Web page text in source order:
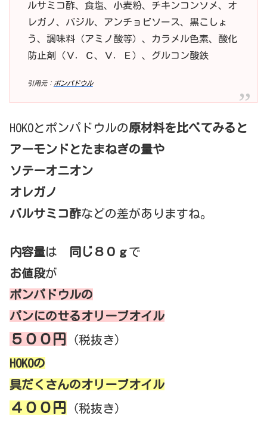
ルサミコ酢、食塩、小麦粉、チキンコンソメ、オ
レガノ、バジル、アンチョビソース、黒こしょ
う、調味料（アミノ酸等）、カラメル色素、酸化
防止剤（Ｖ．Ｃ、Ｖ．Ｅ）、グルコン酸鉄
引用元： ポンパドウル
HOKOとポンパドウルの原材料を比べてみると
アーモンドとたまねぎの量や
ソテーオニオン
オレガノ
バルサミコ酢などの差がありますね。
内容量は 同じ８０ｇ で
お値段が
ポンパドウルの
パンにのせるオリーブオイル
５００円
（税抜き）
HOKOの
具だくさんのオリーブオイル
４００円 （税抜き）